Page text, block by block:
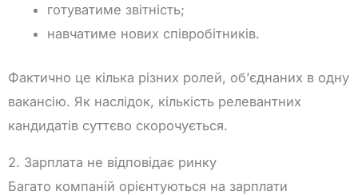
готуватиме звітність;
навчатиме нових співробітників.
Фактично це кілька різних ролей, об’єднаних в одну
вакансію. Як наслідок, кількість релевантних
кандидатів суттєво скорочується.
2. Зарплата не відповідає ринку
Багато компаній орієнтуються на зарплати